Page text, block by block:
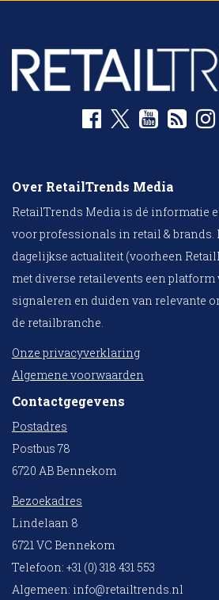
Over RetailTrends Media
RetailTrends Media is dé informatie
voor professionals in retail & brands.
dagelijkse actualiteit (voorheen
met diverse retailevents een platform
signaleren en duiden van relevante
de retailbranche.
Onze privacyverklaring
Algemene voorwaarden
Contactgegevens
Postadres
Postbus 78
6720 AB Bennekom
Bezoekadres
Lindelaan 8
6721 VC Bennekom
Telefoon: +31 (0) 318 431 553
Algemeen: info@retailtrends.nl